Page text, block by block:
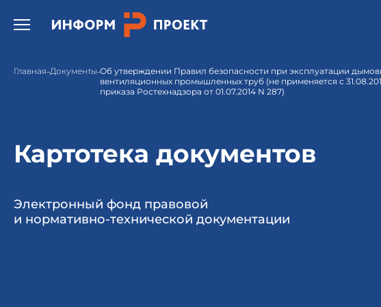
Открыть бургер меню.
Главная Документы Об утверждении Правил безопасности при эксплуатации
вентиляционных промышленных труб (не применяется с
приказа Ростехнадзора от 01.07.2014 N 287)
Картотека документов
Электронный фонд правовой
и нормативно-технической документации